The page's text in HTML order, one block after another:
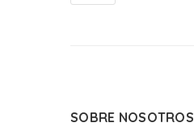
SOBRE NOSOTROS